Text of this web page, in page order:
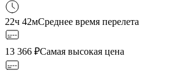
22ч 42мСреднее время перелета
13 366 ₽Самая высокая цена